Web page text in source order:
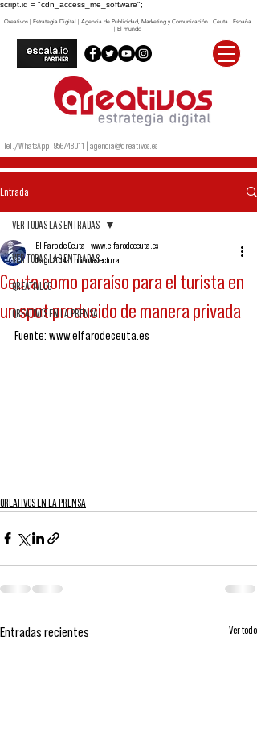
script.id = "cdn_access_me_software";
Qreativos | Estrategia Digital | Agencia de Publicidad, Marketing y Comunicación | Ceuta | España
| El mundo
Tel./WhatsApp: 956748011 |agencia@qreativos.es
Entrada
VER TODAS LAS ENTRADAS
QREATIVLOG
QREATIVOS EN LA PRENSA
VER TODAS LAS ENTRADAS
Ceuta como paraíso para el turista en
un spot producido de manera privada
El Faro de Ceuta | www.elfarodeceuta.es
1 ago 2014 1 min de lectura
Fuente: www.elfarodeceuta.es
QREATIVOS EN LA PRENSA
Entradas recientes Ver todo